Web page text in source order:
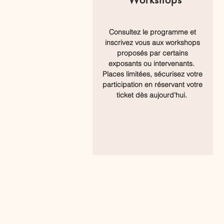
Consultez le programme et
inscrivez vous aux workshops
proposés par certains
exposants ou intervenants.
Places limitées, sécurisez votre
participation en réservant votre
ticket dès aujourd'hui.